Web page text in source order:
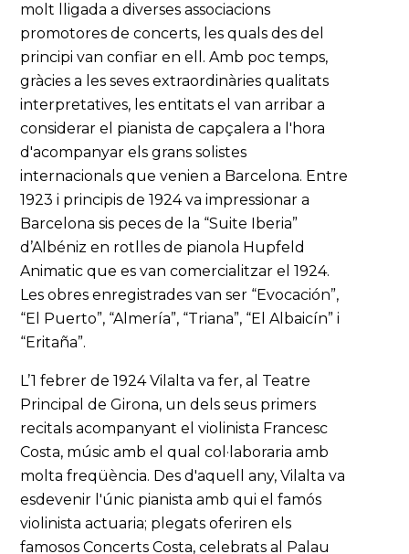
molt lligada a diverses associacions
promotores de concerts, les quals des del
principi van confiar en ell. Amb poc temps,
gràcies a les seves extraordinàries qualitats
interpretatives, les entitats el van arribar a
considerar el pianista de capçalera a l'hora
d'acompanyar els grans solistes
internacionals que venien a Barcelona. Entre
1923 i principis de 1924 va impressionar a
Barcelona sis peces de la “Suite Iberia”
d’Albéniz en rotlles de pianola Hupfeld
Animatic que es van comercialitzar el 1924.
Les obres enregistrades van ser “Evocación”,
“El Puerto”, “Almería”, “Triana”, “El Albaicín” i
“Eritaña”.
L’1 febrer de 1924 Vilalta va fer, al Teatre
Principal de Girona, un dels seus primers
recitals acompanyant el violinista Francesc
Costa, músic amb el qual col·laboraria amb
molta freqüència. Des d'aquell any, Vilalta va
esdevenir l'únic pianista amb qui el famós
violinista actuaria; plegats oferiren els
famosos Concerts Costa, celebrats al Palau